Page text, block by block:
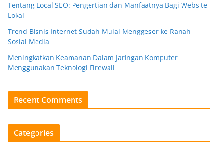
Tentang Local SEO: Pengertian dan Manfaatnya Bagi Website
Lokal
Trend Bisnis Internet Sudah Mulai Menggeser ke Ranah
Sosial Media
Meningkatkan Keamanan Dalam Jaringan Komputer
Menggunakan Teknologi Firewall
Recent Comments
Categories